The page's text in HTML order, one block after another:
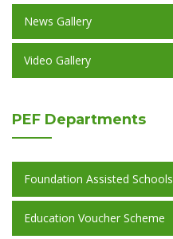
News Gallery
Video Gallery
PEF Departments
Foundation Assisted Schools
Education Voucher Scheme